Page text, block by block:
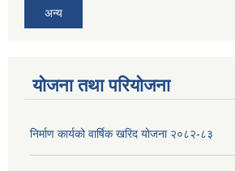
अन्य
योजना तथा परियोजना
निर्माण कार्यको वार्षिक खरिद योजना २०८२-८३